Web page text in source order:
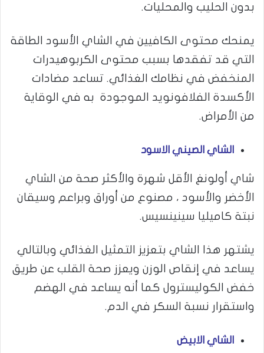
بدون الحليب والمحليات.
يمنحك محتوى الكافيين في الشاي الأسود الطاقة
التي قد تفقدها بسبب محتوى الكربوهيدرات
المنخفض في نظامك الغذائي. تساعد مضادات
الأكسدة الفلافونويد الموجودة به في الوقاية
من الأمراض.
الشاي الصيني الاسود
شاي أولونغ الأقل شهرة والأكثر صحة من الشاي
الأخضر والأسود ، مصنوع من أوراق وبراعم وسيقان
نبتة كاميليا سينينسيس.
يشتهر هذا الشاي بتعزيز التمثيل الغذائي وبالتالي
يساعد في إنقاص الوزن ويعزز صحة القلب عن طريق
خفض الكوليسترول كما أنه يساعد في الهضم
واستقرار نسبة السكر في الدم.
الشاي الابيض